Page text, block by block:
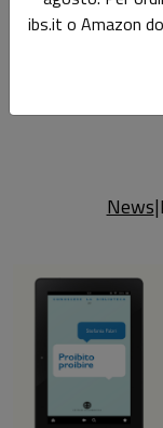
Leggi l'articolo
News|
ibs.it o Amazon